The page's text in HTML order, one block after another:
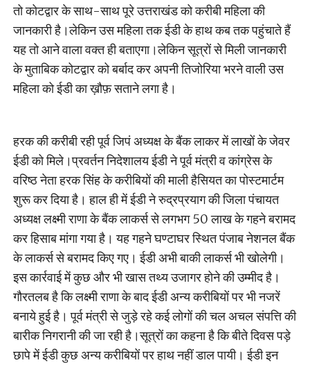
तो कोटद्वार के साथ-साथ पूरे उत्तराखंड को करीबी महिला की
जानकारी है।लेकिन उस महिला तक ईडी के हाथ कब तक पहुंचाते हैं
यह तो आने वाला वक्त ही बताएगा।लेकिन सूत्रों से मिली जानकारी
के मुताबिक कोटद्वार को बर्बाद कर अपनी तिजोरिया भरने वाली उस
महिला को ईडी का ख़ौफ़ सताने लगा है।
हरक की करीबी रही पूर्व जिपं अध्यक्ष के बैंक लाकर में लाखों के जेवर
ईडी को मिले।प्रवर्तन निदेशालय ईडी ने पूर्व मंत्री व कांग्रेस के
वरिष्ठ नेता हरक सिंह के करीबियों की माली हैसियत का पोस्टमार्टम
शुरू कर दिया है। हाल ही में ईडी ने रुद्रप्रयाग की जिला पंचायत
अध्यक्ष लक्ष्मी राणा के बैंक लाकर्स से लगभग 50 लाख के गहने बरामद
कर हिसाब मांगा गया है। यह गहने घण्टाघर स्थित पंजाब नेशनल बैंक
के लाकर्स से बरामद किए गए। ईडी अभी बाकी लाकर्स भी खोलेगी।
इस कार्रवाई में कुछ और भी खास तथ्य उजागर होने की उम्मीद है।
गौरतलब है कि लक्ष्मी राणा के बाद ईडी अन्य करीबियों पर भी नजरें
बनाये हुई है। पूर्व मंत्री से जुड़े रहे कई लोगों की चल अचल संपत्ति की
बारीक निगरानी की जा रही है।सूत्रों का कहना है कि बीते दिवस पड़े
छापे में ईडी कुछ अन्य करीबियों पर हाथ नहीं डाल पायी। ईडी इन